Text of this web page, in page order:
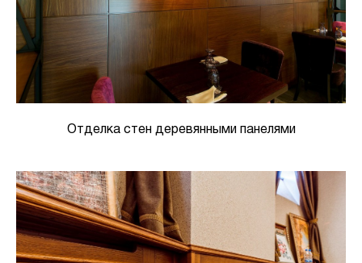
Отделка стен деревянными панелями